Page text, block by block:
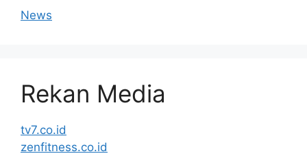
News
Rekan Media
tv7.co.id
zenfitness.co.id